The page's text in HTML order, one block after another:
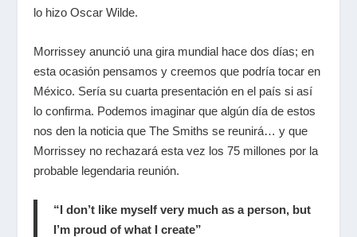
lo hizo Oscar Wilde.
Morrissey anunció una gira mundial hace dos días; en
esta ocasión pensamos y creemos que podría tocar en
México. Sería su cuarta presentación en el país si así
lo confirma. Podemos imaginar que algún día de estos
nos den la noticia que The Smiths se reunirá… y que
Morrissey no rechazará esta vez los 75 millones por la
probable legendaria reunión.
“I don’t like myself very much as a person, but
I’m proud of what I create”